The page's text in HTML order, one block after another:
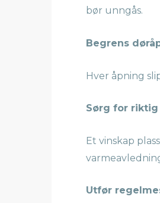
bør unngås.
Begrens
Hver åpning
Sørg for
Et vinskap
Utfør